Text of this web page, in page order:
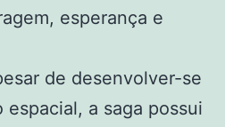
esperança e
de desenvolver-se
espacial, a saga possui